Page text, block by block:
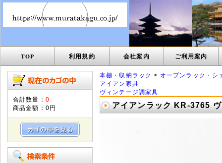
TOP 利用規約 会社案内 ご利用案内
合計数量： 0
商品金額： 0円
本棚・収納ラック > オープンラック・シ
アイアン家具
ヴィンテージ調家具
アイアンラック KR-3765